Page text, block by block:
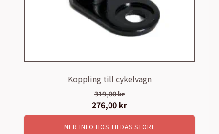
Koppling till cykelvagn
319,00kr
Det
ursprungliga
priset
276,00 kr
nuvarande
priset
MER INFO HOS TILDAS STORE